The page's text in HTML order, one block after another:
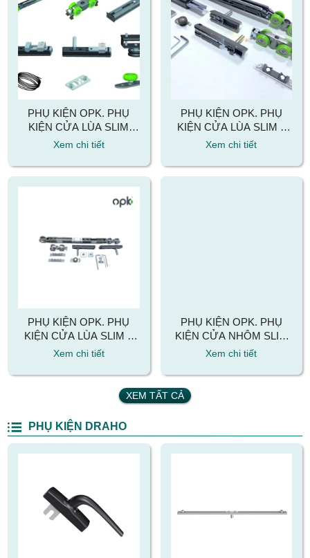
PHỤ KIỆN OPK. PHỤ
KIỆN CỬA LÙA SLIM
OPK LÙA 2 CÁNH ĐỐI
Xem chi tiết
PHỤ KIỆN OPK. PHỤ
KIỆN CỬA LÙA SLIM 1
CÁNH ÂM TƯỜNG CÓ
Xem chi tiết
PHỤ KIỆN OPK. PHỤ
KIỆN CỬA LÙA SLIM 1
CÁNH GIẢM CHẤN 2
Xem chi tiết
PHỤ KIỆN OPK. PHỤ
KIỆN CỬA NHÔM SLIM
OPK LÙA 2 CÁNH
Xem chi tiết
XEM TẤT CẢ
PHỤ KIỆN DRAHO